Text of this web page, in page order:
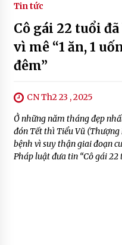
Tin tức
Cô gái 22 tuổi
vì mê “1 ăn, 1
đêm”
CN Th2 23 , 2025
Ở những năm tháng đẹp
đón Tết thì Tiểu Vũ
bệnh vì suy thận giai đoạn
Pháp luật đưa tin “Cô gái